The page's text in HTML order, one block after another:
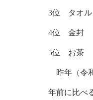
3位 タオル
4位 金封
5位 お茶
昨年（令
年前に比べ